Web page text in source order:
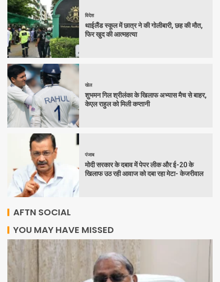
विदेश
थाईलैंड स्कूल में छात्र ने की गोलीबारी, छह की मौत,
फिर खुद की आत्महत्या
खेल
शुभमन गिल श्रीलंका के खिलाफ अभ्यास मैच से बाहर,
केएल राहुल को मिली कप्तानी
पंजाब
मोदी सरकार के दबाव में पेपर लीक और ई-20 के
खिलाफ उठ रही आवाज को दबा रहा मेटा- केजरीवाल
AFTN SOCIAL
YOU MAY HAVE MISSED